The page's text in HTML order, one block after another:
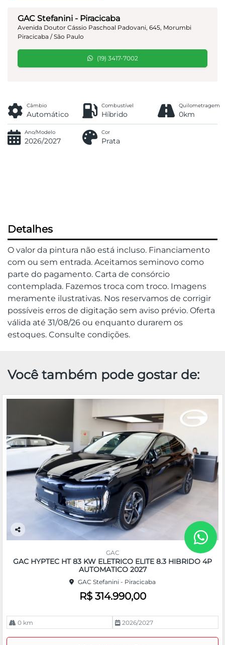
GAC Stefanini - Piracicaba
Avenida Doutor Cássio Paschoal Padovani, 645, Morumbi
Piracicaba / São Paulo
(19) 3417-7002
Câmbio
Automático
Combustível
Híbrido
Quilometragem
0km
Ano/Modelo
2026/2027
Cor
Prata
Detalhes
O valor da pintura não está incluso. Financiamento
com ou sem entrada. Aceitamos seminovo como
parte do pagamento. Carta de consórcio
contemplada. Fazemos troca com troco. Imagens
meramente ilustrativas. Nos reservamos de corrigir
possíveis erros de digitação sem aviso prévio. Oferta
válida até 31/08/26 ou enquanto durarem os
estoques. Consulte condições.
Você também pode gostar de:
Co
pa
rtil
GAC
GAC HYPTEC HT 83 KW ELETRICO ELITE 8.3 HIBRIDO 4P
AUTOMATICO 2027
GAC Stefanini - Piracicaba
R$ 314.990,00
0 km 2026/2027